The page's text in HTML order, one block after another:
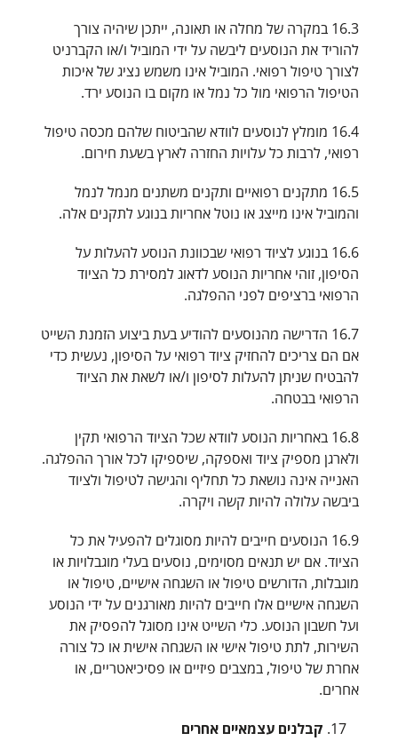
16.3 במקרה של מחלה או תאונה, ייתכן שיהיה צורך
להוריד את הנוסעים ליבשה על ידי המוביל ו/או הקברניט
לצורך טיפול רפואי. המוביל אינו משמש נציג של איכות
הטיפול הרפואי מול כל נמל או מקום בו הנוסע ירד.
16.4 מומלץ לנוסעים לוודא שהביטוח שלהם מכסה טיפול
רפואי, לרבות כל עלויות החזרה לארץ בשעת חירום.
16.5 מתקנים רפואיים ותקנים משתנים מנמל לנמל
והמוביל אינו מייצג או נוטל אחריות בנוגע לתקנים אלה.
16.6 בנוגע לציוד רפואי שבכוונת הנוסע להעלות על
הסיפון, זוהי אחריות הנוסע לדאוג למסירת כל הציוד
הרפואי ברציפים לפני ההפלגה.
16.7 הדרישה מהנוסעים להודיע בעת ביצוע הזמנת השייט
אם הם צריכים להחזיק ציוד רפואי על הסיפון, נעשית כדי
להבטיח שניתן להעלות לסיפון ו/או לשאת את הציוד
הרפואי בבטחה.
16.8 באחריות הנוסע לוודא שכל הציוד הרפואי תקין
ולארגן מספיק ציוד ואספקה, שיספיקו לכל אורך ההפלגה.
האנייה אינה נושאת כל תחליף והגישה לטיפול ולציוד
ביבשה עלולה להיות קשה ויקרה.
16.9 הנוסעים חייבים להיות מסוגלים להפעיל את כל
הציוד. אם יש תנאים מסוימים, נוסעים בעלי מוגבלויות או
מוגבלות, הדורשים טיפול או השגחה אישיים, טיפול או
השגחה אישיים אלו חייבים להיות מאורגנים על ידי הנוסע
ועל חשבון הנוסע. כלי השייט אינו מסוגל להפסיק את
השירות, לתת טיפול אישי או השגחה אישית או כל צורה
אחרת של טיפול, במצבים פיזיים או פסיכיאטריים, או
אחרים.
קבלנים עצמאיים אחרים